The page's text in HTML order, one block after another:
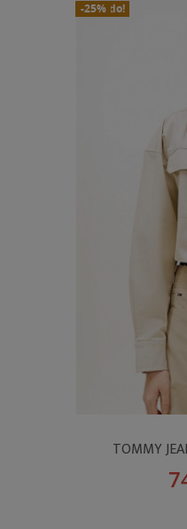
In Saldo!
Nuovo
TOMMY
-25%